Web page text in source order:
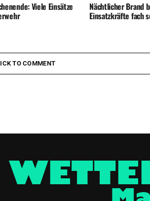
Viele Einsätze Nächtlicher Brand
Einsatzkräfte fach
TO COMMENT